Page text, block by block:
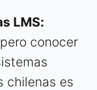
LMS:
conocer
chilenas es